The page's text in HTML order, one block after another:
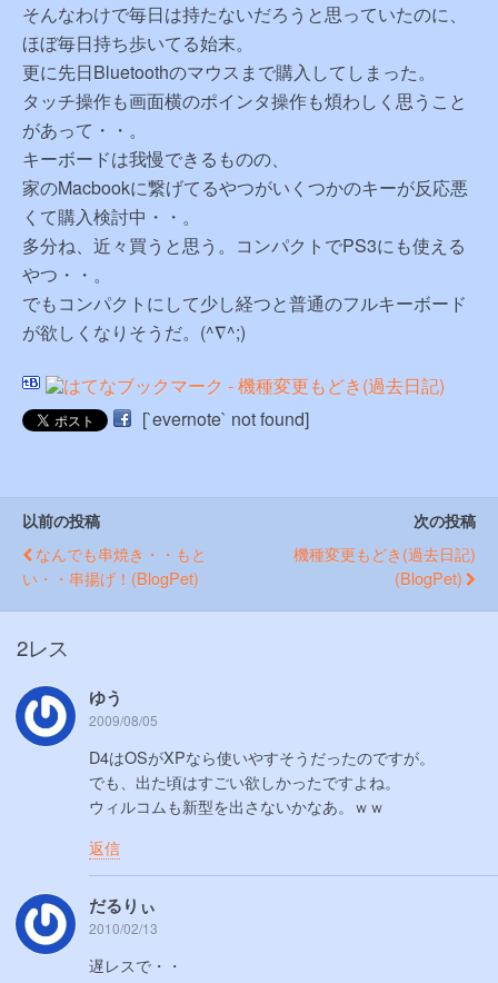
そんなわけで毎日は持たないだろうと思っていたのに、
ほぼ毎日持ち歩いてる始末。
更に先日Bluetoothのマウスまで購入してしまった。
タッチ操作も画面横のポインタ操作も煩わしく思うこと
があって・・。
キーボードは我慢できるものの、
家のMacbookに繋げてるやつがいくつかのキーが反応悪
くて購入検討中・・。
多分ね、近々買うと思う。コンパクトでPS3にも使える
やつ・・。
でもコンパクトにして少し経つと普通のフルキーボード
が欲しくなりそうだ。(^∇^;)
[`evernote` not found]
以前の投稿
なんでも串焼き・・もと
い・・串揚げ！(BlogPet)
次の投稿
機種変更もどき(過去日記)
(BlogPet)
2レス
ゆう
2009/08/05
D4はOSがXPなら使いやすそうだったのですが。
でも、出た頃はすごい欲しかったですよね。
ウィルコムも新型を出さないかなあ。ｗｗ
返信
だるりぃ
2010/02/13
遅レスで・・